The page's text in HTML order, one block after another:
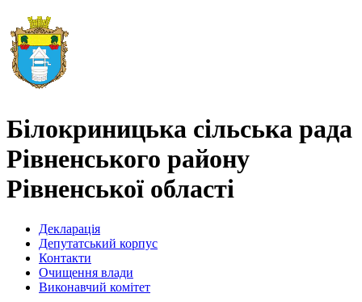
Білокриницька сільська рада
Рівненського району
Рівненської області
Декларація
Депутатський корпус
Контакти
Очищення влади
Виконавчий комітет